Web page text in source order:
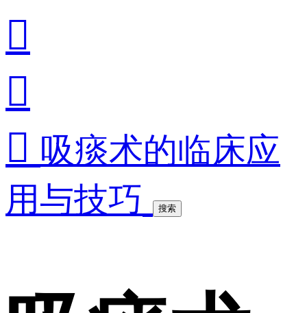


 吸痰术的临床应
用与技巧
搜索